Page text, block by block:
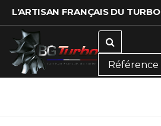
L'ARTISAN FRANÇAIS DU TURBO